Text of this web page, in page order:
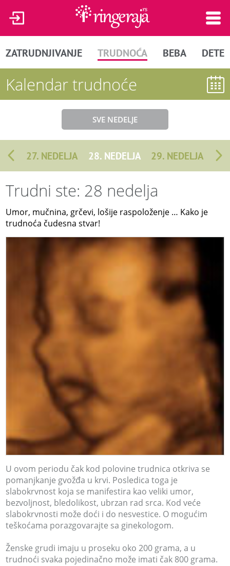
ZATRUDNJIVANJE TRUDNOĆA BEBA DETE
Kalendar trudnoće
SVE NEDELJE
27. NEDELJA 28. NEDELJA 29. NEDELJA
Trudni ste: 28 nedelja
Umor, mučnina, grčevi, lošije raspoloženje … Kako je
trudnoća čudesna stvar!
U ovom periodu čak kod polovine trudnica otkriva se
pomanjkanje gvožđa u krvi. Posledica toga je
slabokrvnost koja se manifestira kao veliki umor,
bezvoljnost, bledolikost, ubrzan rad srca. Kod veće
slabokrvnosti može doći i do nesvestice. O mogućim
teškoćama porazgovarajte sa ginekologom.
Ženske grudi imaju u proseku oko 200 grama, a u
trudnoći svaka pojedinačno može imati čak 800 grama.